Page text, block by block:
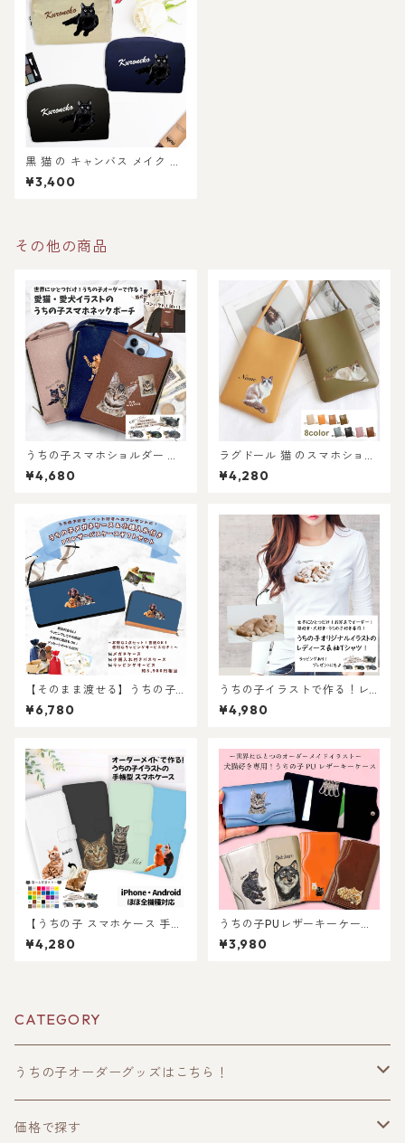
黒 猫 の キャンバス メイク ポ
ーチ 〜シンプル〜
¥3,400
その他の商品
うちの子スマホショルダー ネ
ックポーチ！猫好き・犬好
き・うちの子好き好き専用！
ト好き専用！メンズへのプレ
ゼントにも選ばれています！
¥4,680
ラグドール 猫 のスマホショル
ダーミニバッグ / ネコ好き必
見！注目のミニショルダーバ
やギフトにも選ばれていま
¥4,280
【そのまま渡せる】うちの子
メガネケース＆小銭入れ付き
カードケースギフトセット｜
父の日・母の日・お誕生日や
お祝いに！
¥6,780
うちの子イラストで作る！レ
ディース長袖Tシャツ！猫好
き・犬好き・うちの子好き専
トあり！プレゼントにもおす
すめ♪
¥4,980
【うちの子 スマホケース 手帳
型】愛猫・愛犬のお写真から
オリジナルイラストイラスト
¥4,280
うちの子PUレザーキーケース
（犬/猫/うちの子グッズ/猫グ
ッズ/犬グッズ/うちの子オーダ
¥3,980
CATEGORY
うちの子オーダーグッズはこちら！
うちの子トップス
価格で探す